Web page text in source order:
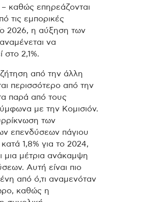
καθώς επηρεάζονται
τις εμπορικές
2026, η αύξηση των
να
στο 2,1%.
από την άλλη
περισσότερο από την
παρά από τους
με την Κομισιόν.
των
επενδύσεων πάγιου
1,8% για το 2024,
μια μέτρια ανάκαμψη
Αυτή είναι πιο
από ό,τι αναμενόταν
καθώς η